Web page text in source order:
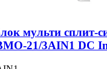
мульти сплит-
21/3AIN1 DC